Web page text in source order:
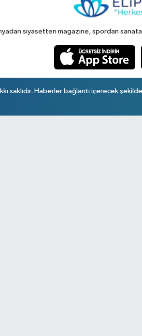
siyasetten magazine, spordan
saklıdır. Haberler bağlantı içerecek